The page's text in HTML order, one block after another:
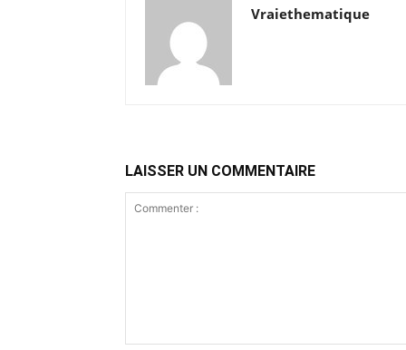
Vraiethematique
LAISSER UN COMMENTAIRE